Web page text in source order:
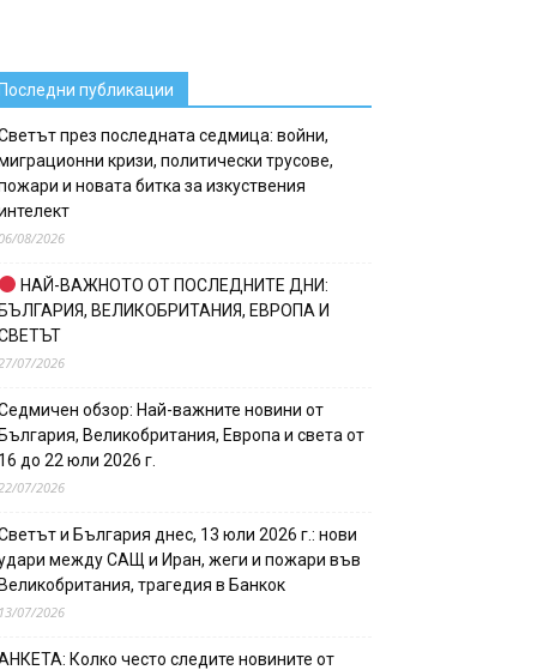
публикации
през последната седмица: войни,
кризи, политически трусове,
и новата битка за изкуствения
08/2026
НАЙ-ВАЖНОТО ОТ ПОСЛЕДНИТЕ ДНИ:
ВЕЛИКОБРИТАНИЯ, ЕВРОПА И
07/2026
обзор: Най-важните новини от
Великобритания, Европа и света от
до 22 юли 2026 г.
07/2026
и България днес, 13 юли 2026 г.: нови
между САЩ и Иран, жеги и пожари във
трагедия в Банкок
07/2026
Колко често следите новините от